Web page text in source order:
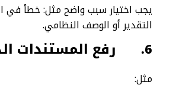
يجب اختيار سبب واضح مثل: خطأ في
التقدير أو الوصف النظامي.
6. رفع المستندات
مثل: